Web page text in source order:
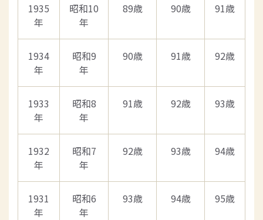
1935
年
昭和10
年
89歳 90歳 91歳
1934
年
昭和9
年
90歳 91歳 92歳
1933
年
昭和8
年
91歳 92歳 93歳
1932
年
昭和7
年
92歳 93歳 94歳
1931
年
昭和6
年
93歳 94歳 95歳